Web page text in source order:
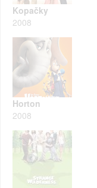
Kopačky
2008
Horton
2008